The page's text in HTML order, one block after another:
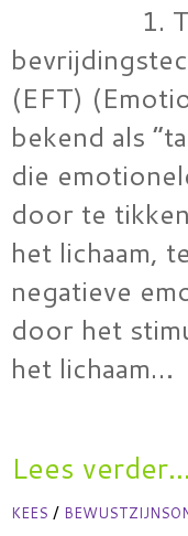
1.
(EFT)
bekend als
die
door te
het lichaam,
negatieve
door het
het lichaam…
Lees verder...
KEES /